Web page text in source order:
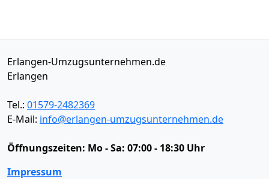
Erlangen-Umzugsunternehmen.de
Erlangen
Tel.: 01579-2482369
E-Mail: info@erlangen-umzugsunternehmen.de
Öffnungszeiten: Mo - Sa: 07:00 - 18:30 Uhr
Impressum